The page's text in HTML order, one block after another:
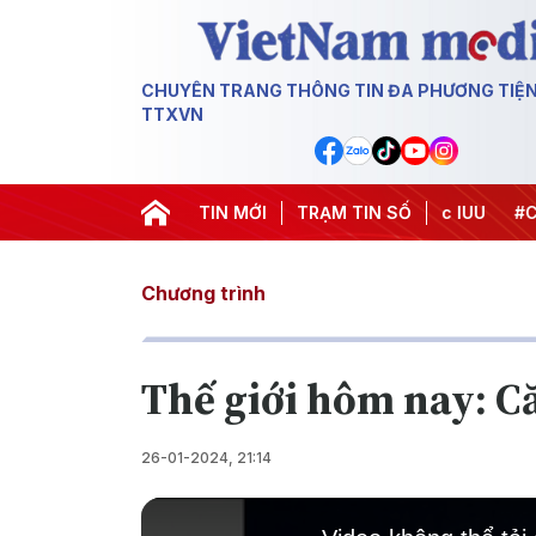
CHUYÊN TRANG THÔNG TIN ĐA PHƯƠNG
TTXVN
TIN MỚI TRẠM TIN SỐ
dịch 500 ngày đêm #Chống khai thác IUU #Căng
Chương trình
Thế giới hôm nay:
26-01-2024, 21:14
This